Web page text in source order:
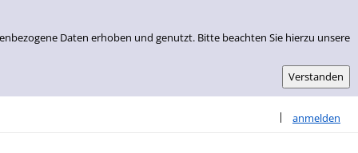
Daten erhoben und genutzt. Bitte beachten Sie hierzu unsere
| anmelden
Sprache